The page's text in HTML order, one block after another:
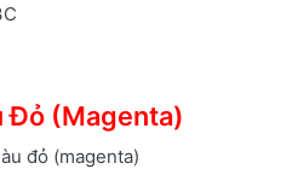
Đỏ (Magenta)
đỏ (magenta)